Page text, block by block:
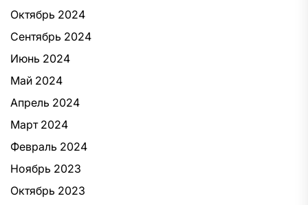
Октябрь 2024
Сентябрь 2024
Июнь 2024
Май 2024
Апрель 2024
Март 2024
Февраль 2024
Ноябрь 2023
Октябрь 2023